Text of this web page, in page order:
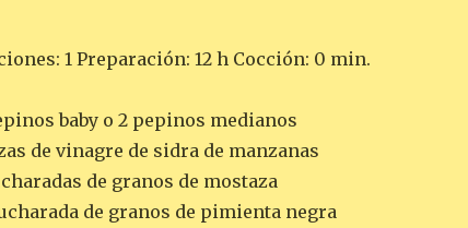
1 Preparación: 12 h Cocción: 0 min.
baby o 2 pepinos medianos
de vinagre de sidra de manzanas
de granos de mostaza
de granos de pimienta negra